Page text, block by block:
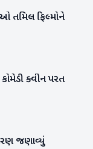
તમિલ ફિલ્મોને
ક્વીન પરત
કારણ જણાવ્યું